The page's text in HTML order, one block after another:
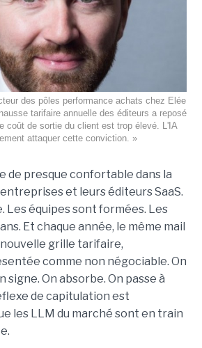
des pôles performance achats chez Elée
tarifaire annuelle des éditeurs a reposé
coût de sortie du client est trop élevé. L'IA
attaquer cette conviction. »
de presque confortable dans la
et leurs éditeurs SaaS.
Les équipes sont formées. Les
Et chaque année, le même mail
grille tarifaire,
comme non négociable. On
signe. On absorbe. On passe à
de capitulation est
les LLM du marché sont en train